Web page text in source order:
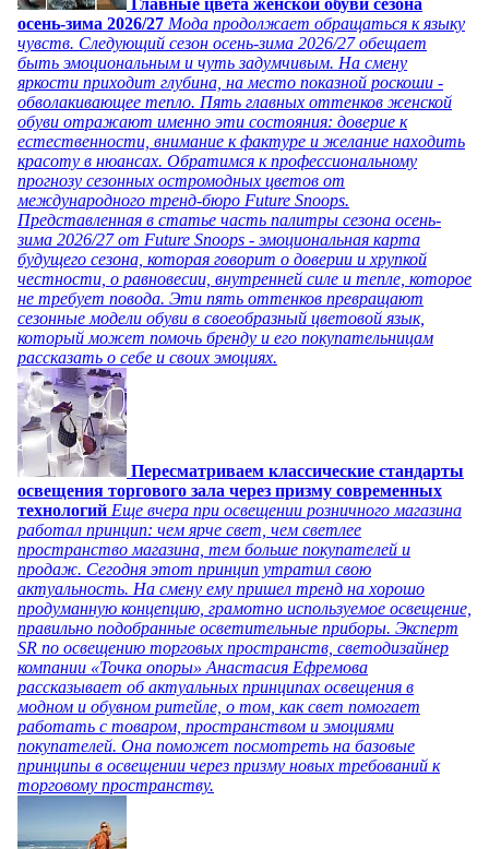
Главные цвета женской обуви сезона
осень-зима 2026/27 Мода продолжает обращаться к языку
чувств. Следующий сезон осень-зима 2026/27 обещает
быть эмоциональным и чуть задумчивым. На смену
яркости приходит глубина, на место показной роскоши -
обволакивающее тепло. Пять главных оттенков женской
обуви отражают именно эти состояния: доверие к
естественности, внимание к фактуре и желание находить
красоту в нюансах. Обратимся к профессиональному
прогнозу сезонных остромодных цветов от
международного тренд-бюро Future Snoops.
Представленная в статье часть палитры сезона осень-
зима 2026/27 от Future Snoops - эмоциональная карта
будущего сезона, которая говорит о доверии и хрупкой
честности, о равновесии, внутренней силе и тепле, которое
не требует повода. Эти пять оттенков превращают
сезонные модели обуви в своеобразный цветовой язык,
который может помочь бренду и его покупательницам
рассказать о себе и своих эмоциях.
Пересматриваем классические стандарты
освещения торгового зала через призму современных
технологий Еще вчера при освещении розничного магазина
работал принцип: чем ярче свет, чем светлее
пространство магазина, тем больше покупателей и
продаж. Сегодня этот принцип утратил свою
актуальность. На смену ему пришел тренд на хорошо
продуманную концепцию, грамотно используемое освещение,
правильно подобранные осветительные приборы. Эксперт
SR по освещению торговых пространств, светодизайнер
компании «Точка опоры» Анастасия Ефремова
рассказывает об актуальных принципах освещения в
модном и обувном ритейле, о том, как свет помогает
работать с товаром, пространством и эмоциями
покупателей. Она поможет посмотреть на базовые
принципы в освещении через призму новых требований к
торговому пространству.